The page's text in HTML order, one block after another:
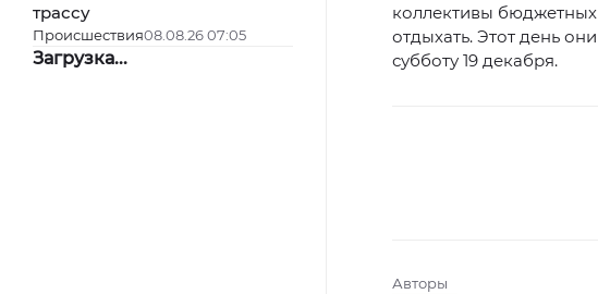
трассу
Происшествия08.08.26 07:05
Загрузка...
коллективы
отдыхать. Этот день
субботу 19 декабря.
Авторы